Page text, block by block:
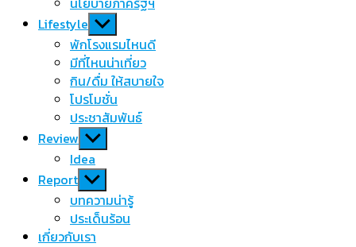
Lifestyle Show
sub
menu
พักโรงแรมไหนดี
มีที่ไหนน่าเที่ยว
กิน/ดื่ม ให้สบายใจ
โปรโมชั่น
ประชาสัมพันธ์
Review Show
sub
menu
Idea
Report Show
sub
menu
บทความน่ารู้
ประเด็นร้อน
เกี่ยวกับเรา